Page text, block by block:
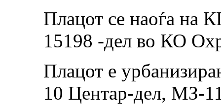
Плацот се наоѓа
15198 -дел во КО
Плацот е
10 Центар-дел, МЗ-